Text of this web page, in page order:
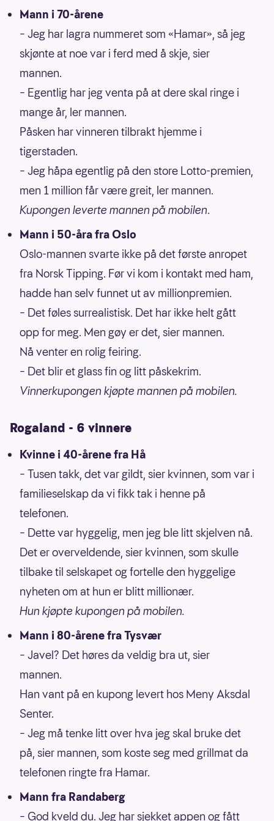
Mann i 70-årene
– Jeg har lagra nummeret som «Hamar», så jeg
skjønte at noe var i ferd med å skje, sier
mannen.
– Egentlig har jeg venta på at dere skal ringe i
mange år, ler mannen.
Påsken har vinneren tilbrakt hjemme i
tigerstaden.
– Jeg håpa egentlig på den store Lotto-premien,
men 1 million får være greit, ler mannen.
Kupongen leverte mannen på mobilen.
Mann i 50-åra fra Oslo
Oslo-mannen svarte ikke på det første anropet
fra Norsk Tipping. Før vi kom i kontakt med ham,
hadde han selv funnet ut av millionpremien.
– Det føles surrealistisk. Det har ikke helt gått
opp for meg. Men gøy er det, sier mannen.
Nå venter en rolig feiring.
– Det blir et glass fin og litt påskekrim.
Vinnerkupongen kjøpte mannen på mobilen.
Rogaland - 6 vinnere
Kvinne i 40-årene fra Hå
– Tusen takk, det var gildt, sier kvinnen, som var i
familieselskap da vi fikk tak i henne på
telefonen.
– Dette var hyggelig, men jeg ble litt skjelven nå.
Det er overveldende, sier kvinnen, som skulle
tilbake til selskapet og fortelle den hyggelige
nyheten om at hun er blitt millionær.
Hun kjøpte kupongen på mobilen.
Mann i 80-årene fra Tysvær
– Javel? Det høres da veldig bra ut, sier
mannen.
Han vant på en kupong levert hos Meny Aksdal
Senter.
– Jeg må tenke litt over hva jeg skal bruke det
på, sier mannen, som koste seg med grillmat da
telefonen ringte fra Hamar.
Mann fra Randaberg
– God kveld du. Jeg har sjekket appen og fått